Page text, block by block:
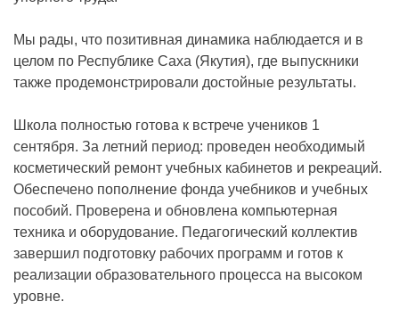
Мы рады, что позитивная динамика наблюдается и в
целом по Республике Саха (Якутия), где выпускники
также продемонстрировали достойные результаты.
Школа полностью готова к встрече учеников 1
сентября. За летний период: проведен необходимый
косметический ремонт учебных кабинетов и рекреаций.
Обеспечено пополнение фонда учебников и учебных
пособий. Проверена и обновлена компьютерная
техника и оборудование. Педагогический коллектив
завершил подготовку рабочих программ и готов к
реализации образовательного процесса на высоком
уровне.